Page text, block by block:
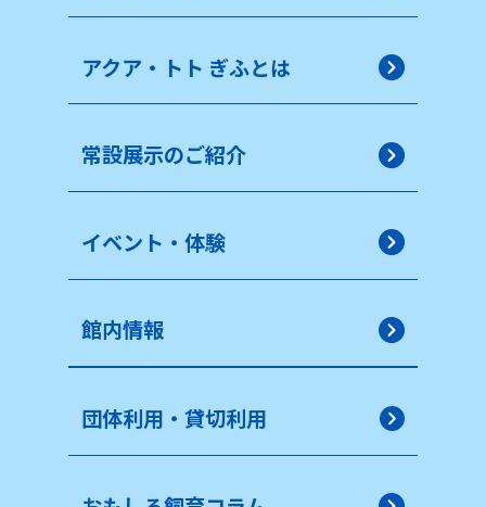
アクア・トト ぎふとは
常設展示のご紹介
イベント・体験
館内情報
団体利用・貸切利用